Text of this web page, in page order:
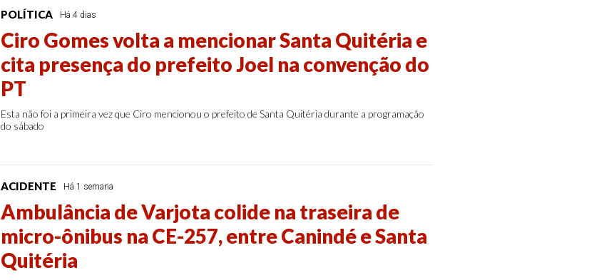
POLÍTICA Há 4 dias
Ciro Gomes volta a mencionar Santa Quitéria e
cita presença do prefeito Joel na convenção do
PT
Esta não foi a primeira vez que Ciro mencionou o prefeito de Santa Quitéria durante a programação
do sábado
ACIDENTE Há 1 semana
Ambulância de Varjota colide na traseira de
micro-ônibus na CE-257, entre Canindé e Santa
Quitéria